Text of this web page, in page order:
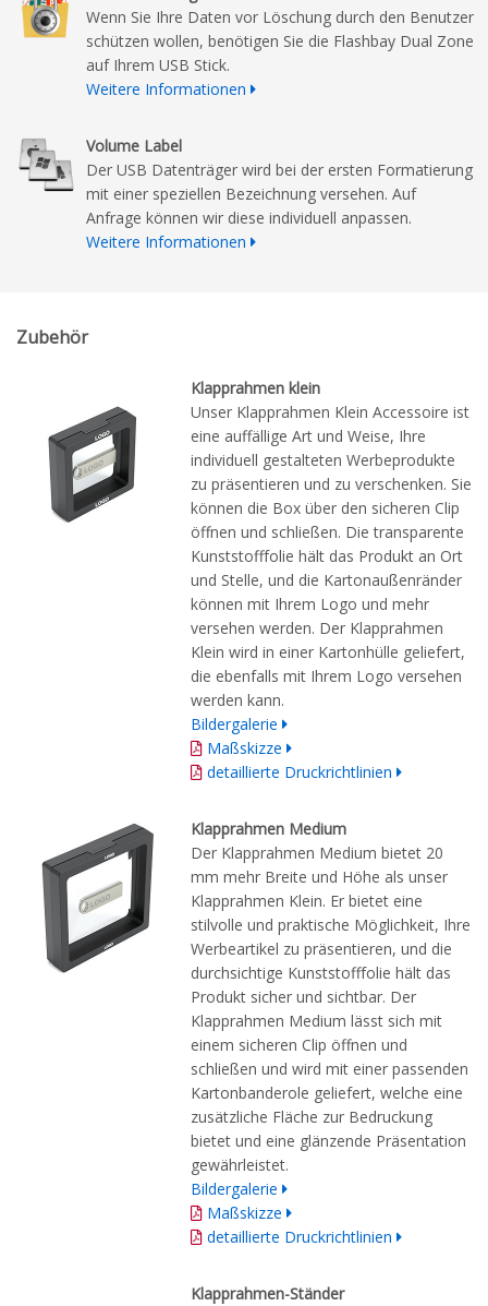
Wenn Sie Ihre Daten vor Löschung durch den Benutzer
schützen wollen, benötigen Sie die Flashbay Dual Zone
auf Ihrem USB Stick.
Weitere Informationen
Volume Label
Der USB Datenträger wird bei der ersten Formatierung
mit einer speziellen Bezeichnung versehen. Auf
Anfrage können wir diese individuell anpassen.
Weitere Informationen
Zubehör
Klapprahmen klein
Unser Klapprahmen Klein Accessoire ist
eine auffällige Art und Weise, Ihre
individuell gestalteten Werbeprodukte
zu präsentieren und zu verschenken. Sie
können die Box über den sicheren Clip
öffnen und schließen. Die transparente
Kunststofffolie hält das Produkt an Ort
und Stelle, und die Kartonaußenränder
können mit Ihrem Logo und mehr
versehen werden. Der Klapprahmen
Klein wird in einer Kartonhülle geliefert,
die ebenfalls mit Ihrem Logo versehen
werden kann.
Bildergalerie
Maßskizze
detaillierte Druckrichtlinien
Klapprahmen Medium
Der Klapprahmen Medium bietet 20
mm mehr Breite und Höhe als unser
Klapprahmen Klein. Er bietet eine
stilvolle und praktische Möglichkeit, Ihre
Werbeartikel zu präsentieren, und die
durchsichtige Kunststofffolie hält das
Produkt sicher und sichtbar. Der
Klapprahmen Medium lässt sich mit
einem sicheren Clip öffnen und
schließen und wird mit einer passenden
Kartonbanderole geliefert, welche eine
zusätzliche Fläche zur Bedruckung
bietet und eine glänzende Präsentation
gewährleistet.
Bildergalerie
Maßskizze
detaillierte Druckrichtlinien
Klapprahmen-Ständer